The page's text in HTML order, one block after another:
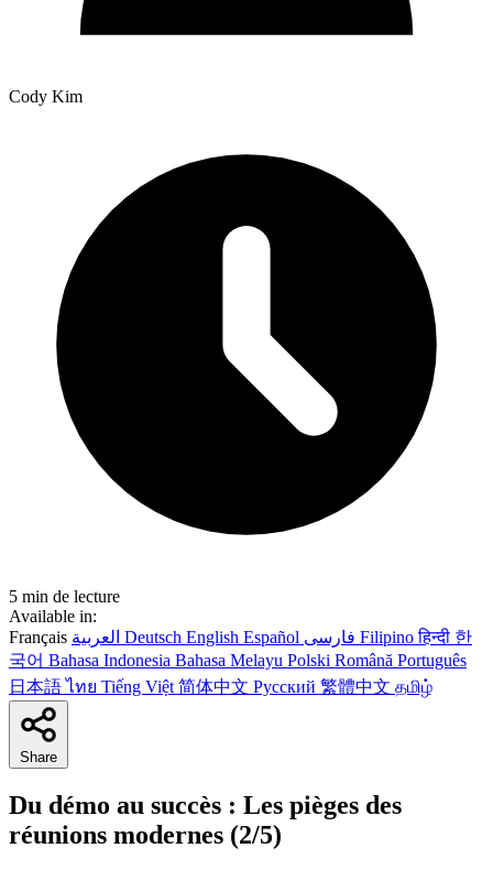
Cody Kim
5 min de lecture
Available in:
Français
Deutsch English Español Filipinoहिन्दी 한
국어 Bahasa Indonesia Bahasa Melayu Polski Română Português
日本語ไทย Tiếng Việt 简体中文 Русский 繁體中文 தமிழ்
Share
Du démo au succès : Les pièges des
réunions modernes (2/5)